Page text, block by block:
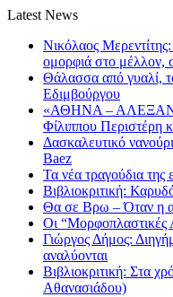
Latest News
Νικόλαος
ομορφιά στο μέλλον,
Θάλασσα από γυαλί,
Εδιμβούργου
«ΑΘΗΝΑ –
Φίλιππου Περιστέρη
Δασκαλευτικό
Baez
Τα νέα τραγούδια της
Βιβλιοκριτική:
Θα σε Βρω – Όταν η
Οι “Μορφοπλαστικές
Γιώργος Δήμος:
αναλύονται
Βιβλιοκριτική: Στα
Αθανασιάδου)